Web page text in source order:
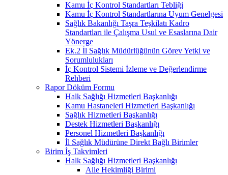
Kamu İç Kontrol Standartları Tebliği
Kamu İç Kontrol Standartlarına Uyum Genelgesi
Sağlık Bakanlığı Taşra Teşkilatı Kadro
Standartları ile Çalışma Usul ve Esaslarına Dair
Yönerge
Ek.2 İl Sağlık Müdürlüğünün Görev Yetki ve
Sorumlulukları
İç Kontrol Sistemi İzleme ve Değerlendirme
Rehberi
Rapor Döküm Formu
Halk Sağlığı Hizmetleri Başkanlığı
Kamu Hastaneleri Hizmetleri Başkanlığı
Sağlık Hizmetleri Başkanlığı
Destek Hizmetleri Başkanlığı
Personel Hizmetleri Başkanlığı
İl Sağlık Müdürüne Direkt Bağlı Birimler
Birim İş Takvimleri
Halk Sağlığı Hizmetleri Başkanlığı
Aile Hekimliği Birimi